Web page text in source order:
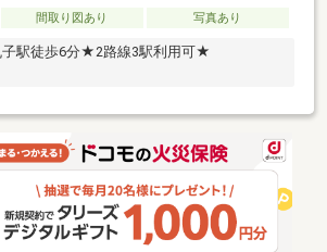
間取り図あり 写真あり
駅徒歩6分★2路線3駅利用可★